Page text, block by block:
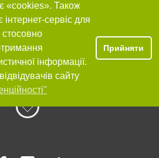
«cookies». Також
сервіс для
стосовно
інформації.
сайту
Прийняти